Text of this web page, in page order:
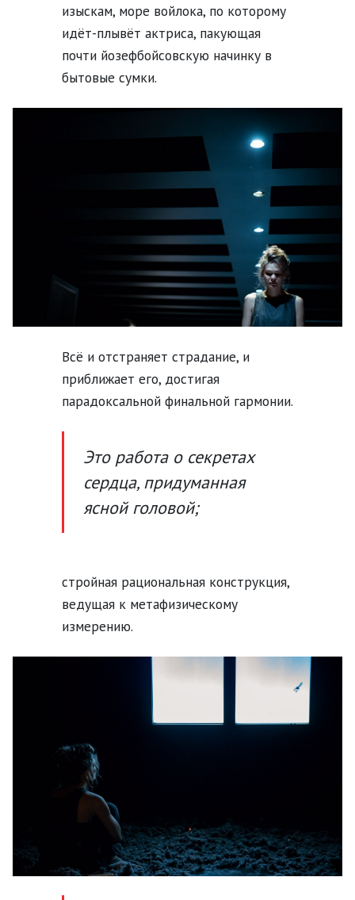
изыскам, море войлока, по которому
идёт-плывёт актриса, пакующая
почти йозефбойсовскую начинку в
бытовые сумки.
Всё и отстраняет страдание, и
приближает его, достигая
парадоксальной финальной гармонии.
Это работа о секретах
сердца, придуманная
ясной головой;
стройная рациональная конструкция,
ведущая к метафизическому
измерению.